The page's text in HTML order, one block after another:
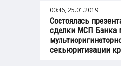
00:46, 25.01.2019
Состоялась
сделки МСП Банка
секьюритизации